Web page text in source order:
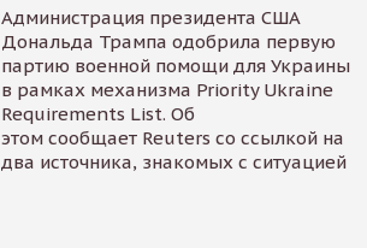
Администрация президента США
Дональда Трампа одобрила первую
партию военной помощи для Украины
в рамках механизма Priority Ukraine
Requirements List. Об
этом сообщает Reuters со ссылкой на
два источника, знакомых с ситуацией